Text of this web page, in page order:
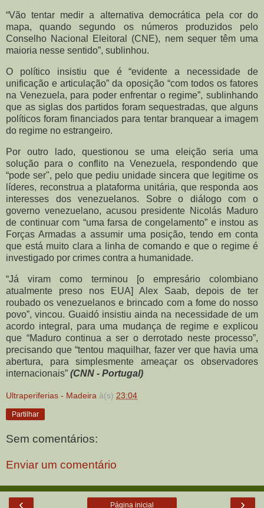
“Vão tentar medir a alternativa democrática pela cor do
mapa, quando segundo os números produzidos pelo
Conselho Nacional Eleitoral (CNE), nem sequer têm uma
maioria nesse sentido”, sublinhou.
O político insistiu que é “evidente a necessidade de
unificação e articulação” da oposição “com todos os fatores
na Venezuela, para poder enfrentar o regime”, sublinhando
que as siglas dos partidos foram sequestradas, que alguns
políticos foram financiados para tentar branquear a imagem
do regime no estrangeiro.
Por outro lado, questionou se uma eleição seria uma
solução para o conflito na Venezuela, respondendo que
“pode ser", pelo que pediu unidade sincera que legitime os
líderes, reconstrua a plataforma unitária, que responda aos
interesses dos venezuelanos. Sobre o diálogo com o
governo venezuelano, acusou presidente Nicolás Maduro
de continuar com “uma farsa de congelamento” e instou as
Forças Armadas a assumir uma posição, tendo em conta
que está muito clara a linha de comando e que o regime é
investigado por crimes contra a humanidade.
“Já viram como terminou [o empresário colombiano
atualmente preso nos EUA] Alex Saab, depois de ter
roubado os venezuelanos e brincado com a fome do nosso
povo”, vincou. Guaidó insistiu ainda na necessidade de um
acordo integral, para uma mudança de regime e explicou
que “Maduro continua a ser o derrotado neste processo”,
precisando que “tentou maquilhar, fazer ver que havia uma
abertura, para simplesmente ameaçar os observadores
internacionais” (CNN - Portugal)
Ultraperiferias - Madeira à(s) 23:04
Partilhar
Sem comentários:
Enviar um comentário
‹ ›
Página inicial